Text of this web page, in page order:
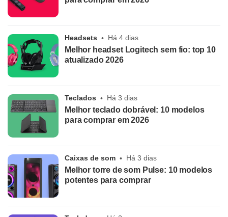
Headsets Há 4 dias
Melhor headset Logitech sem fio: top 10
atualizado 2026
Teclados Há 3 dias
Melhor teclado dobrável: 10 modelos
para comprar em 2026
Caixas de som Há 3 dias
Melhor torre de som Pulse: 10 modelos
potentes para comprar